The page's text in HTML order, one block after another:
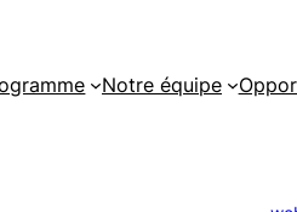
Notre équipe